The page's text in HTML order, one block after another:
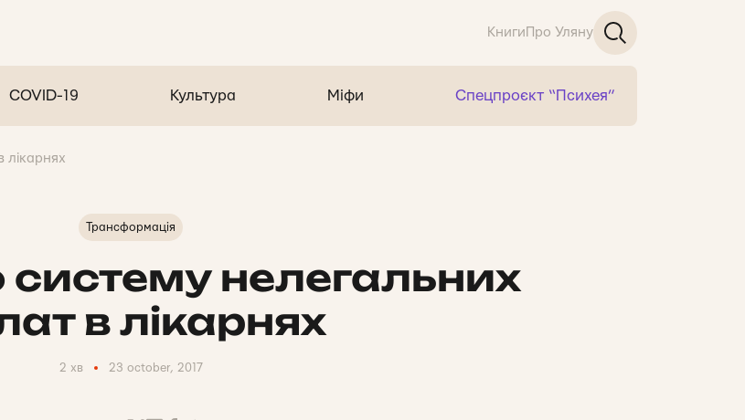
Книги Про Уляну
COVID-19 Культура Міфи Спецпроєкт “Психея”
лікарнях
Трансформація
нелегальних
в лікарнях
2 хв 23 october, 2017